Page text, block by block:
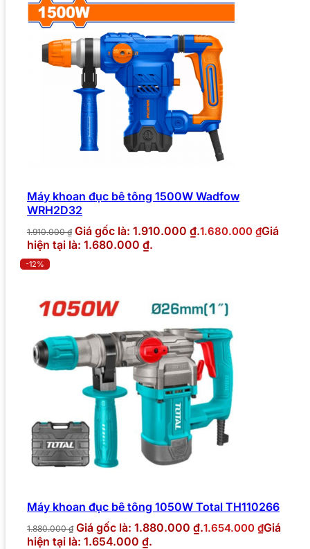
Máy khoan đục bê tông 1500W Wadfow
WRH2D32
1.910.000₫ Giá gốc là: 1.910.000 ₫.1.680.000 ₫Giá
hiện tại là: 1.680.000 ₫.
-12%
Máy khoan đục bê tông 1050W Total TH110266
1.880.000₫ Giá gốc là: 1.880.000 ₫.1.654.000 ₫Giá
hiện tại là: 1.654.000 ₫.